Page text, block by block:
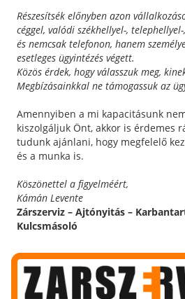
Részesítsék előnyben azon
céggel, valódi székhellyel-,
és nemcsak telefonon, hanem
esetleges ügyintézés végett.
Közös érdek, hogy válasszuk meg,
Megbízásainkkal ne támogassuk az
Amennyiben a mi kapacitásunk
kiszolgáljuk Önt, akkor is érdemes
tudunk ajánlani, hogy megfelelő
és a munka is.
Köszönettel a figyelméért,
Kámán Levente
Zárszerviz – Ajtónyitás –
Kulcsmásoló